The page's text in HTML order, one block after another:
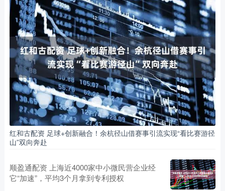
红和古配资 足球+创新融合！余杭径山借赛事引流实现“看比赛游径
山”双向奔赴
顺盈通配资 上海近4000家中小微民营企业经
它“加速”，平均3个月拿到专利授权